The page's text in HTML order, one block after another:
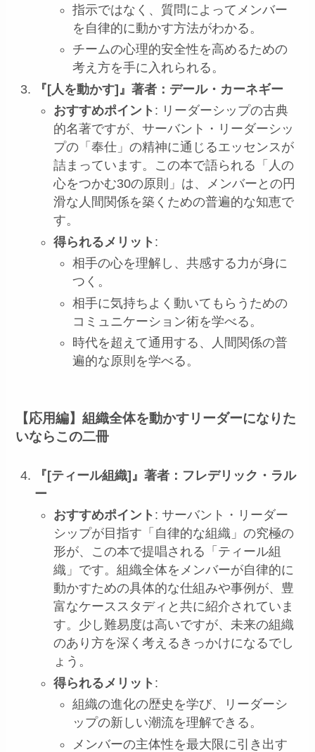
指示ではなく、質問によってメンバー
を自律的に動かす方法がわかる。
チームの心理的安全性を高めるための
考え方を手に入れられる。
『[人を動かす]』著者：デール・カーネギー
おすすめポイント : リーダーシップの古典
的名著ですが、サーバント・リーダーシッ
プの「奉仕」の精神に通じるエッセンスが
詰まっています。この本で語られる「人の
心をつかむ30の原則」は、メンバーとの円
滑な人間関係を築くための普遍的な知恵で
す。
得られるメリット :
相手の心を理解し、共感する力が身に
つく。
相手に気持ちよく動いてもらうための
コミュニケーション術を学べる。
時代を超えて通用する、人間関係の普
遍的な原則を学べる。
【応用編】組織全体を動かすリーダーになりた
いならこの二冊
『[ティール組織]』著者：フレデリック・ラル
ー
おすすめポイント : サーバント・リーダー
シップが目指す「自律的な組織」の究極の
形が、この本で提唱される「ティール組
織」です。組織全体をメンバーが自律的に
動かすための具体的な仕組みや事例が、豊
富なケーススタディと共に紹介されていま
す。少し難易度は高いですが、未来の組織
のあり方を深く考えるきっかけになるでし
ょう。
得られるメリット :
組織の進化の歴史を学び、リーダーシ
ップの新しい潮流を理解できる。
メンバーの主体性を最大限に引き出す